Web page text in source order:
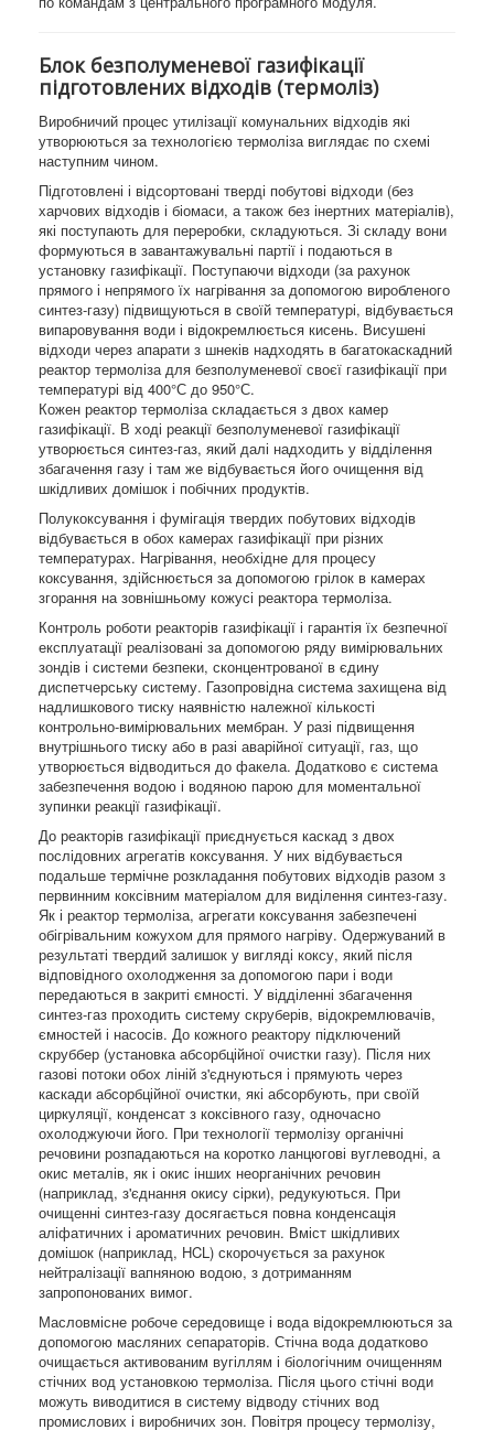
Блок безполуменевої газифікації
підготовлених відходів (термоліз)
Виробничий процес утилізації комунальних відходів які
утворюються за технологією термоліза виглядає по схемі
наступним чином.
Підготовлені і відсортовані тверді побутові відходи (без
харчових відходів і біомаси, а також без інертних матеріалів),
які поступають для переробки, складуються. Зі складу вони
формуються в завантажувальні партії і подаються в
установку газифікації. Поступаючи відходи (за рахунок
прямого і непрямого їх нагрівання за допомогою виробленого
синтез-газу) підвищуються в своїй температурі, відбувається
випаровування води і відокремлюється кисень. Висушені
відходи через апарати з шнеків надходять в багатокаскадний
реактор термоліза для безполуменевої своєї газифікації при
температурі від 400°С до 950°С.
Кожен реактор термоліза складається з двох камер
газифікації. В ході реакції безполуменевої газифікації
утворюється синтез-газ, який далі надходить у відділення
збагачення газу і там же відбувається його очищення від
шкідливих домішок і побічних продуктів.
Полукоксування і фумігація твердих побутових відходів
відбувається в обох камерах газифікації при різних
температурах. Нагрівання, необхідне для процесу
коксування, здійснюється за допомогою грілок в камерах
згорання на зовнішньому кожусі реактора термоліза.
Контроль роботи реакторів газифікації і гарантія їх безпечної
експлуатації реалізовані за допомогою ряду вимірювальних
зондів і системи безпеки, сконцентрованої в єдину
диспетчерську систему. Газопровідна система захищена від
надлишкового тиску наявністю належної кількості
контрольно-вимірювальних мембран. У разі підвищення
внутрішнього тиску або в разі аварійної ситуації, газ, що
утворюється відводиться до факела. Додатково є система
забезпечення водою і водяною парою для моментальної
зупинки реакції газифікації.
До реакторів газифікації приєднується каскад з двох
послідовних агрегатів коксування. У них відбувається
подальше термічне розкладання побутових відходів разом з
первинним коксівним матеріалом для виділення синтез-газу.
Як і реактор термоліза, агрегати коксування забезпечені
обігрівальним кожухом для прямого нагріву. Одержуваний в
результаті твердий залишок у вигляді коксу, який після
відповідного охолодження за допомогою пари і води
передаються в закриті ємності. У відділенні збагачення
синтез-газ проходить систему скруберів, відокремлювачів,
ємностей і насосів. До кожного реактору підключений
скруббер (установка абсорбційної очистки газу). Після них
газові потоки обох ліній з'єднуються і прямують через
каскади абсорбційної очистки, які абсорбують, при своїй
циркуляції, конденсат з коксівного газу, одночасно
охолоджуючи його. При технології термолізу органічні
речовини розпадаються на коротко ланцюгові вуглеводні, а
окис металів, як і окис інших неорганічних речовин
(наприклад, з'єднання окису сірки), редукуються. При
очищенні синтез-газу досягається повна конденсація
аліфатичних і ароматичних речовин. Вміст шкідливих
домішок (наприклад, HCL) скорочується за рахунок
нейтралізації вапняною водою, з дотриманням
запропонованих вимог.
Масловмісне робоче середовище і вода відокремлюються за
допомогою масляних сепараторів. Стічна вода додатково
очищається активованим вугіллям і біологічним очищенням
стічних вод установкою термоліза. Після цього стічні води
можуть виводитися в систему відводу стічних вод
промислових і виробничих зон. Повітря процесу термолізу,